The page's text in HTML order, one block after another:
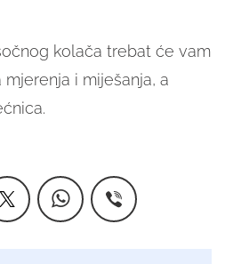
kolača trebat će vam
i miješanja, a